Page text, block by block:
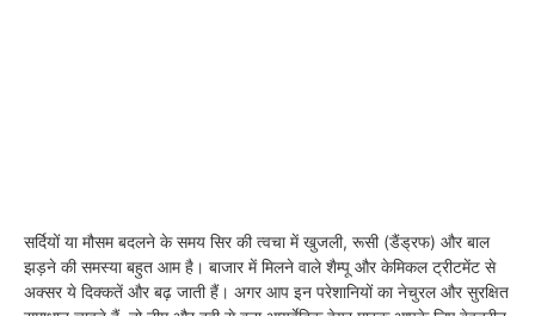
सर्दियों या मौसम बदलने के समय सिर की त्वचा में खुजली, रूसी (डैंड्रफ) और बाल
झड़ने की समस्या बहुत आम है। बाजार में मिलने वाले शैम्पू और केमिकल ट्रीटमेंट से
अक्सर ये दिक्कतें और बढ़ जाती हैं। अगर आप इन परेशानियों का नेचुरल और सुरक्षित